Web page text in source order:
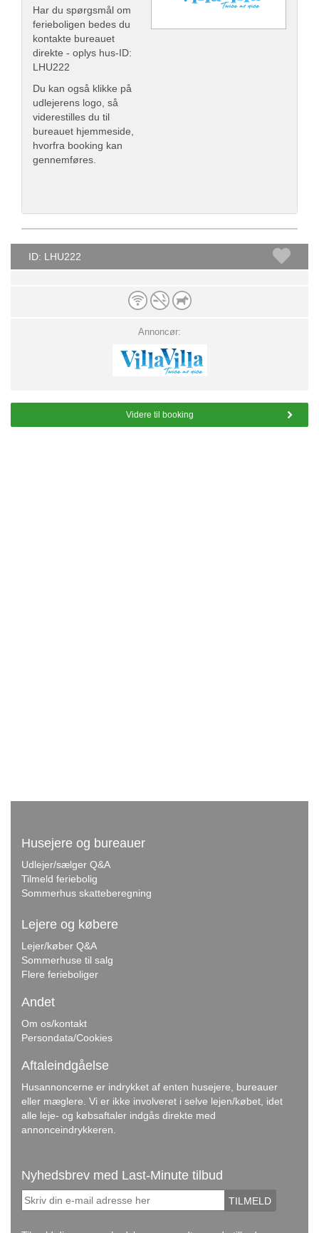
Har du spørgsmål om
ferieboligen bedes du
kontakte bureauet
direkte - oplys hus-ID:
LHU222
Du kan også klikke på
udlejerens logo, så
viderestilles du til
bureauet hjemmeside,
hvorfra booking kan
gennemføres.
ID: LHU222
Annoncør:
Videre til booking
Husejere og bureauer
Udlejer/sælger Q&A
Tilmeld feriebolig
Sommerhus skatteberegning
Lejere og købere
Lejer/køber Q&A
Sommerhuse til salg
Flere ferieboliger
Andet
Om os/kontakt
Persondata/Cookies
Aftaleindgåelse
Husannoncerne er indrykket af enten husejere, bureauer
eller mæglere. Vi er ikke involveret i selve lejen/købet, idet
alle leje- og købsaftaler indgås direkte med
annonceindrykkeren.
Nyhedsbrev med Last-Minute tilbud
TILMELD